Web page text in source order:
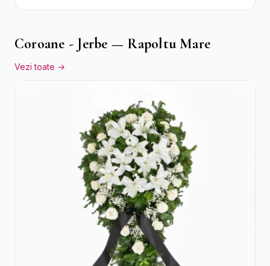
și Ciocolată Ferrero Rocher
Coroane - Jerbe — Rapoltu Mare
Vezi toate →